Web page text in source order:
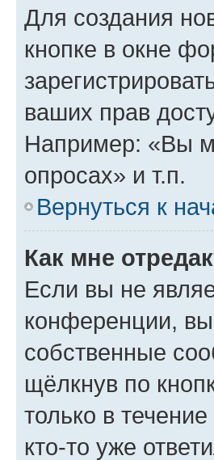
Для создания
кнопке в окне
ваших прав
Например: «Вы
опросах» и т.п.
Вернуться к
Как мне
Если вы не
конференции, вы
собственные
щёлкнув по
только в
кто-то уже